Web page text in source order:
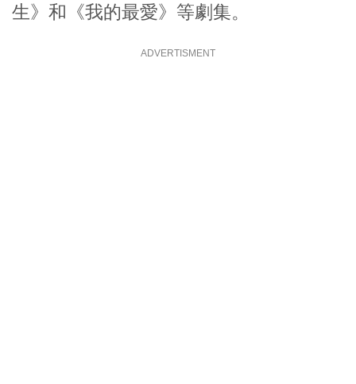
生》和《我的最愛》等劇集。
ADVERTISMENT